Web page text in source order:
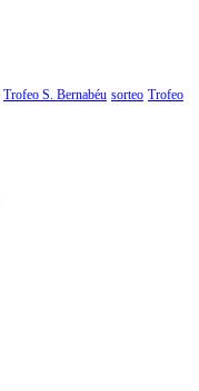
Trofeo S. Bernabéu sorteo Trofeo